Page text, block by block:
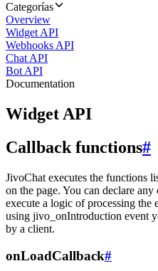
Categorías
Overview
Widget API
Webhooks API
Chat API
Bot API
Documentation
Widget API
Callback functions#
JivoChat executes the functions
on the page. You can declare
execute a logic of processing the
using jivo_onIntroduction event
by a client.
onLoadCallback#